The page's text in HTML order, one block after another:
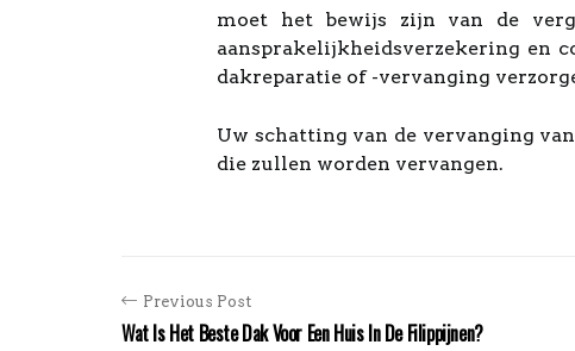
moet het bewijs zijn van de
aansprakelijkheidsverzekering en
dakreparatie of -vervanging
Uw schatting van de vervanging
die zullen worden vervangen.
Previous Post
Wat Is Het Beste Dak Voor Een Huis In De Filippijnen?